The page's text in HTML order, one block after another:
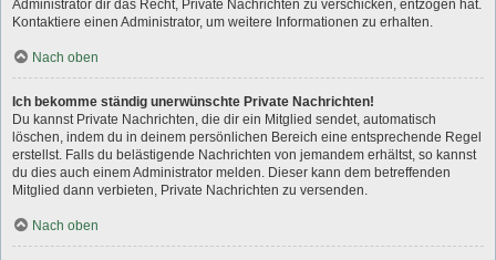
Administrator dir das Recht, Private Nachrichten zu verschicken, entzogen hat.
Kontaktiere einen Administrator, um weitere Informationen zu erhalten.
Nach oben
Ich bekomme ständig unerwünschte Private Nachrichten!
Du kannst Private Nachrichten, die dir ein Mitglied sendet, automatisch
löschen, indem du in deinem persönlichen Bereich eine entsprechende Regel
erstellst. Falls du belästigende Nachrichten von jemandem erhältst, so kannst
du dies auch einem Administrator melden. Dieser kann dem betreffenden
Mitglied dann verbieten, Private Nachrichten zu versenden.
Nach oben